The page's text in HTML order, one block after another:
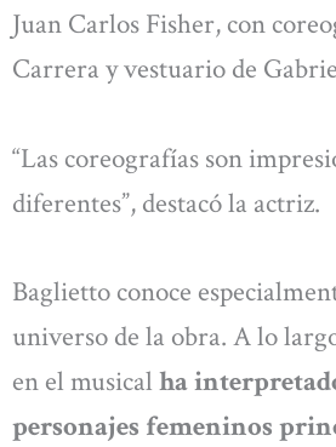
Juan Carlos Fisher, con
Carrera y vestuario de
“Las coreografías son
diferentes”, destacó la actriz.
Baglietto conoce
universo de la obra. A lo
en el musical ha
personajes femeninos